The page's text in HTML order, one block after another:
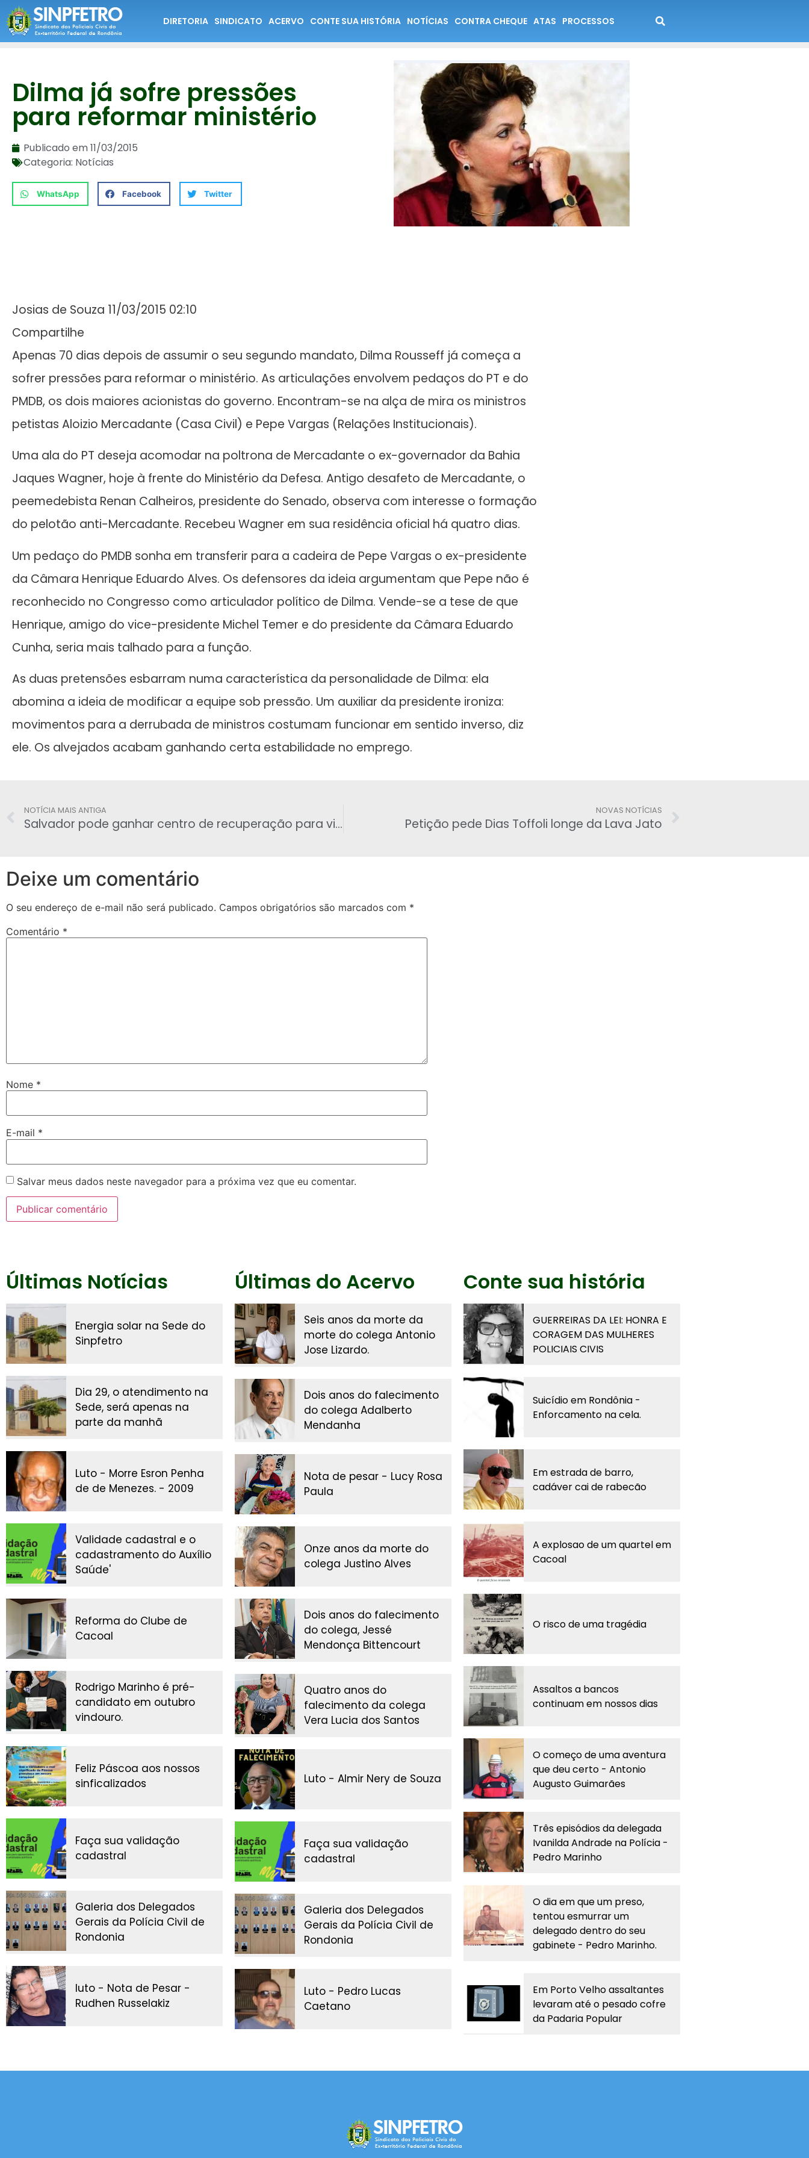
DIRETORIA SINDICATO ACERVO CONTE SUA HISTÓRIA NOTÍCIAS CONTRA CHEQUE ATAS PROCESSOS
Dilma já sofre pressões
para reformar ministério
Publicado em11/03/2015
Categoria: Notícias
WhatsApp Facebook Twitter
Josias de Souza 11/03/2015 02:10
Compartilhe
Apenas 70 dias depois de assumir o seu segundo mandato, Dilma Rousseff já começa a
sofrer pressões para reformar o ministério. As articulações envolvem pedaços do PT e do
PMDB, os dois maiores acionistas do governo. Encontram-se na alça de mira os ministros
petistas Aloizio Mercadante (Casa Civil) e Pepe Vargas (Relações Institucionais).
Uma ala do PT deseja acomodar na poltrona de Mercadante o ex-governador da Bahia
Jaques Wagner, hoje à frente do Ministério da Defesa. Antigo desafeto de Mercadante, o
peemedebista Renan Calheiros, presidente do Senado, observa com interesse o formação
do pelotão anti-Mercadante. Recebeu Wagner em sua residência oficial há quatro dias.
Um pedaço do PMDB sonha em transferir para a cadeira de Pepe Vargas o ex-presidente
da Câmara Henrique Eduardo Alves. Os defensores da ideia argumentam que Pepe não é
reconhecido no Congresso como articulador político de Dilma. Vende-se a tese de que
Henrique, amigo do vice-presidente Michel Temer e do presidente da Câmara Eduardo
Cunha, seria mais talhado para a função.
As duas pretensões esbarram numa característica da personalidade de Dilma: ela
abomina a ideia de modificar a equipe sob pressão. Um auxiliar da presidente ironiza:
movimentos para a derrubada de ministros costumam funcionar em sentido inverso, diz
ele. Os alvejados acabam ganhando certa estabilidade no emprego.
NOTÍCIA MAIS ANTIGA
Salvador pode ganhar centro de recuperação para viciados em Whatsapp
NOVAS NOTÍCIAS
Petição pede Dias Toffoli longe da Lava Jato
Deixe um comentário
O seu endereço de e-mail não será publicado. Campos obrigatórios são marcados com *
Comentário *
Nome *
E-mail *
Salvar meus dados neste navegador para a próxima vez que eu comentar.
Últimas Notícias
Energia solar na Sede do
Sinpfetro
Dia 29, o atendimento na
Sede, será apenas na
parte da manhã
Luto - Morre Esron Penha
de de Menezes. - 2009
Validade cadastral e o
cadastramento do Auxílio
Saúde'
Reforma do Clube de
Cacoal
Rodrigo Marinho é pré-
candidato em outubro
vindouro.
Feliz Páscoa aos nossos
sinficalizados
Faça sua validação
cadastral
Galeria dos Delegados
Gerais da Polícia Civil de
Rondonia
luto - Nota de Pesar -
Rudhen Russelakiz
Últimas do Acervo
Seis anos da morte da
morte do colega Antonio
Jose Lizardo.
Dois anos do falecimento
do colega Adalberto
Mendanha
Nota de pesar - Lucy Rosa
Paula
Onze anos da morte do
colega Justino Alves
Dois anos do falecimento
do colega, Jessé
Mendonça Bittencourt
Quatro anos do
falecimento da colega
Vera Lucia dos Santos
Luto - Almir Nery de Souza
Faça sua validação
cadastral
Galeria dos Delegados
Gerais da Polícia Civil de
Rondonia
Luto - Pedro Lucas
Caetano
Conte sua história
GUERREIRAS DA LEI: HONRA E
CORAGEM DAS MULHERES
POLICIAIS CIVIS
Suicídio em Rondônia -
Enforcamento na cela.
Em estrada de barro,
cadáver cai de rabecão
A explosao de um quartel em
Cacoal
O risco de uma tragédia
Assaltos a bancos
continuam em nossos dias
O começo de uma aventura
que deu certo - Antonio
Augusto Guimarães
Três episódios da delegada
Ivanilda Andrade na Polícia -
Pedro Marinho
O dia em que um preso,
tentou esmurrar um
delegado dentro do seu
gabinete - Pedro Marinho.
Em Porto Velho assaltantes
levaram até o pesado cofre
da Padaria Popular